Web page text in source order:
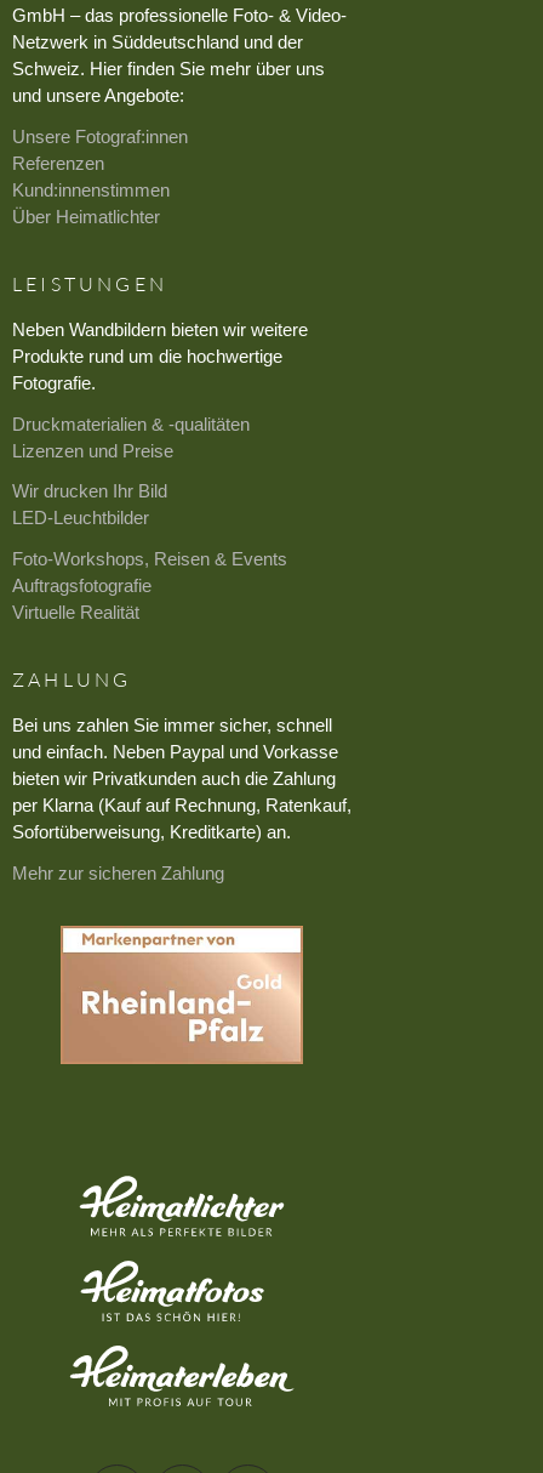
GmbH – das professionelle Foto- & Video-
Netzwerk in Süddeutschland und der
Schweiz. Hier finden Sie mehr über uns
und unsere Angebote:
Unsere Fotograf:innen
Referenzen
Kund:innenstimmen
Über Heimatlichter
LEISTUNGEN
Neben Wandbildern bieten wir weitere
Produkte rund um die hochwertige
Fotografie.
Druckmaterialien & -qualitäten
Lizenzen und Preise
Wir drucken Ihr Bild
LED-Leuchtbilder
Foto-Workshops, Reisen & Events
Auftragsfotografie
Virtuelle Realität
ZAHLUNG
Bei uns zahlen Sie immer sicher, schnell
und einfach. Neben Paypal und Vorkasse
bieten wir Privatkunden auch die Zahlung
per Klarna (Kauf auf Rechnung, Ratenkauf,
Sofortüberweisung, Kreditkarte) an.
Mehr zur sicheren Zahlung